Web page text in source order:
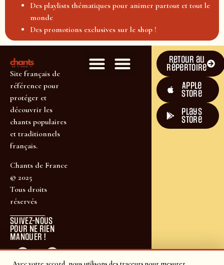
Des playlists thématiques pour animer partout et tout le
monde
Des promotions exclusives sur le shop !
Site français de
référence pour
protéger et
découvrir les
chants populaires
et traditionnels
français.
Chants de France
© 2025
Tous droits
réservés
SUIVEZ-NOUS
POUR NE RIEN
MANQUER !
Retour au
répertoire
Apple
Store
plays
store